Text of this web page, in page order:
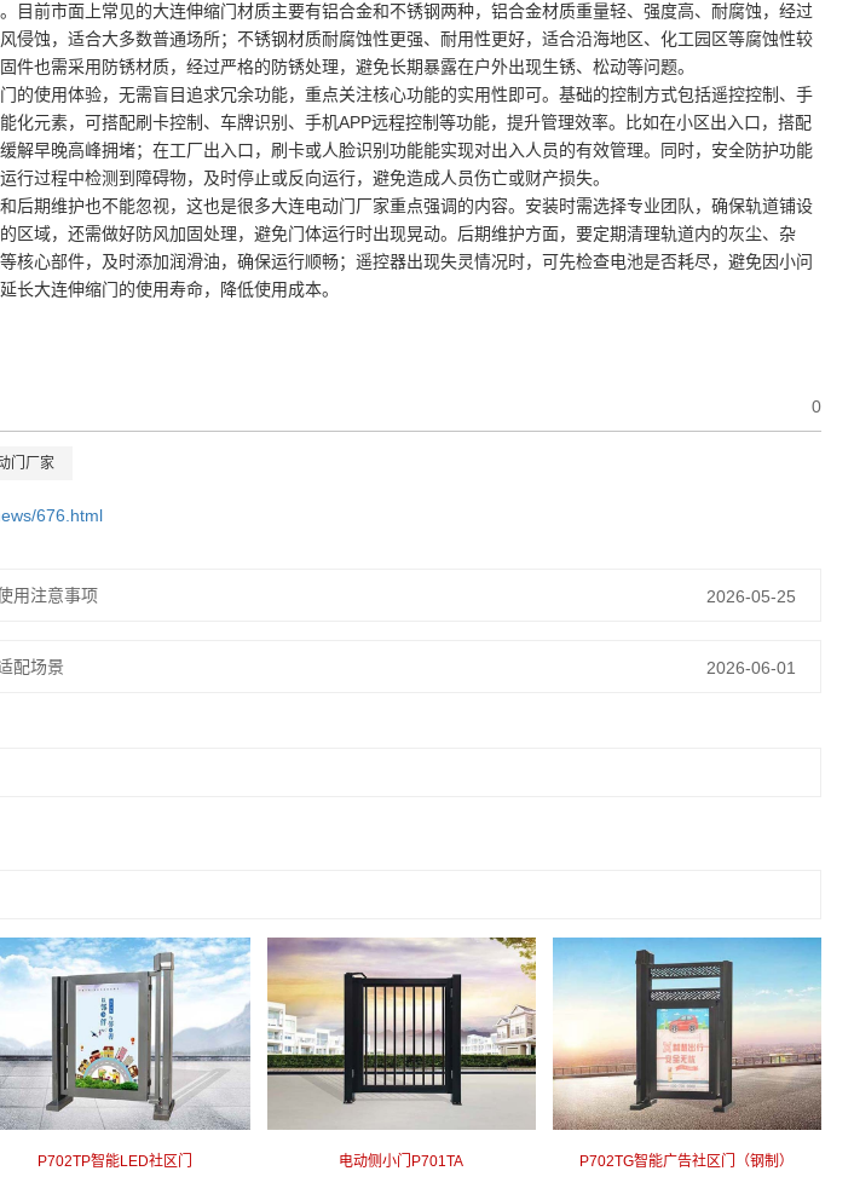
目前市面上常见的大连伸缩门材质主要有铝合金和不锈钢两种，铝合金材质重量轻、强度高、耐腐蚀，经过
侵蚀，适合大多数普通场所；不锈钢材质耐腐蚀性更强、耐用性更好，适合沿海地区、化工园区等腐蚀性较
件也需采用防锈材质，经过严格的防锈处理，避免长期暴露在户外出现生锈、松动等问题。
的使用体验，无需盲目追求冗余功能，重点关注核心功能的实用性即可。基础的控制方式包括遥控控制、手
化元素，可搭配刷卡控制、车牌识别、手机APP远程控制等功能，提升管理效率。比如在小区出入口，搭配
解早晚高峰拥堵；在工厂出入口，刷卡或人脸识别功能能实现对出入人员的有效管理。同时，安全防护功能
行过程中检测到障碍物，及时停止或反向运行，避免造成人员伤亡或财产损失。
后期维护也不能忽视，这也是很多大连电动门厂家重点强调的内容。安装时需选择专业团队，确保轨道铺设
区域，还需做好防风加固处理，避免门体运行时出现晃动。后期维护方面，要定期清理轨道内的灰尘、杂
核心部件，及时添加润滑油，确保运行顺畅；遥控器出现失灵情况时，可先检查电池是否耗尽，避免因小问
长大连伸缩门的使用寿命，降低使用成本。
0
门厂家
676.html
用注意事项 2026-05-25
配场景 2026-06-01
P702TP智能LED社区门 电动侧小门P701TA P702TG智能广告社区门（钢制）